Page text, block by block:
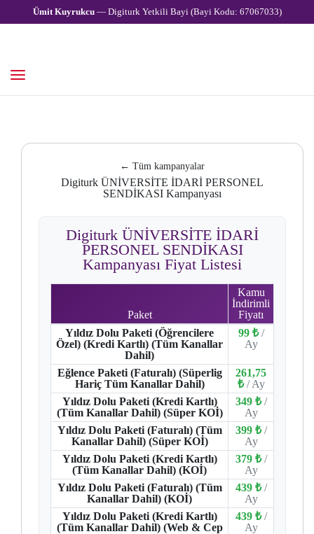
Ümit Kuyrukcu— Digiturk Yetkili Bayi (Bayi Kodu: 67067033)
← Tüm kampanyalar
Digiturk ÜNİVERSİTE İDARİ PERSONEL
SENDİKASI Kampanyası
Digiturk ÜNİVERSİTE İDARİ
PERSONEL SENDİKASI
Kampanyası Fiyat Listesi
Paket
Kamu
İndirimli
Fiyatı
Yıldız Dolu Paketi (Öğrencilere
Özel) (Kredi Kartlı) (Tüm Kanallar
Dahil)
99 ₺ /
Ay
Eğlence Paketi (Faturalı) (Süperlig
Hariç Tüm Kanallar Dahil)
261,75
₺ / Ay
Yıldız Dolu Paketi (Kredi Kartlı)
(Tüm Kanallar Dahil) (Süper KOİ)
349 ₺ /
Ay
Yıldız Dolu Paketi (Faturalı) (Tüm
Kanallar Dahil) (Süper KOİ)
399 ₺ /
Ay
Yıldız Dolu Paketi (Kredi Kartlı)
(Tüm Kanallar Dahil) (KOİ)
379 ₺ /
Ay
Yıldız Dolu Paketi (Faturalı) (Tüm
Kanallar Dahil) (KOİ)
439 ₺ /
Ay
Yıldız Dolu Paketi (Kredi Kartlı)
(Tüm Kanallar Dahil) (Web & Cep
439 ₺ /
Ay